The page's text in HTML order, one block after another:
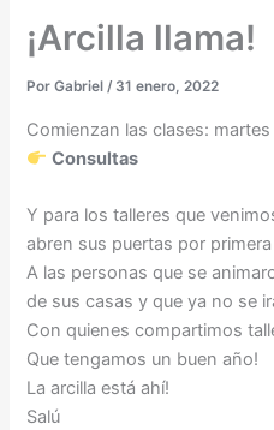
¡Arcilla llama!
PorGabriel/ 31 enero, 2022
Comienzan las clases:
Consultas
Y para los talleres que
abren sus puertas por
A las personas que se
de sus casas y que ya no se
Con quienes compartimos
Que tengamos un buen año!
La arcilla está ahí!
Salú